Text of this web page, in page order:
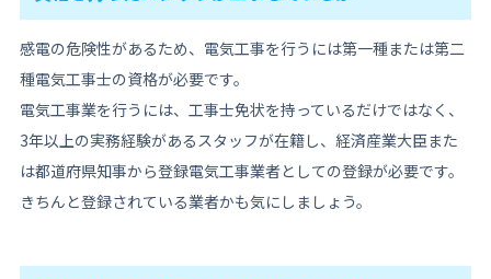
感電の危険性があるため、電気工事を行うには第一種または第二
種電気工事士の資格が必要です。
電気工事業を行うには、工事士免状を持っているだけではなく、
3年以上の実務経験があるスタッフが在籍し、経済産業大臣また
は都道府県知事から登録電気工事業者としての登録が必要です。
きちんと登録されている業者かも気にしましょう。